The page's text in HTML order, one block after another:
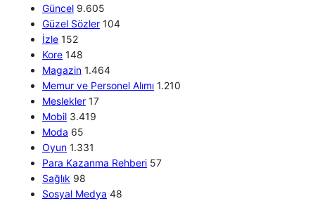
Güncel 9.605
Güzel Sözler 104
İzle 152
Kore 148
Magazin 1.464
Memur ve Personel Alımı 1.210
Meslekler 17
Mobil 3.419
Moda 65
Oyun 1.331
Para Kazanma Rehberi 57
Sağlık 98
Sosyal Medya 48